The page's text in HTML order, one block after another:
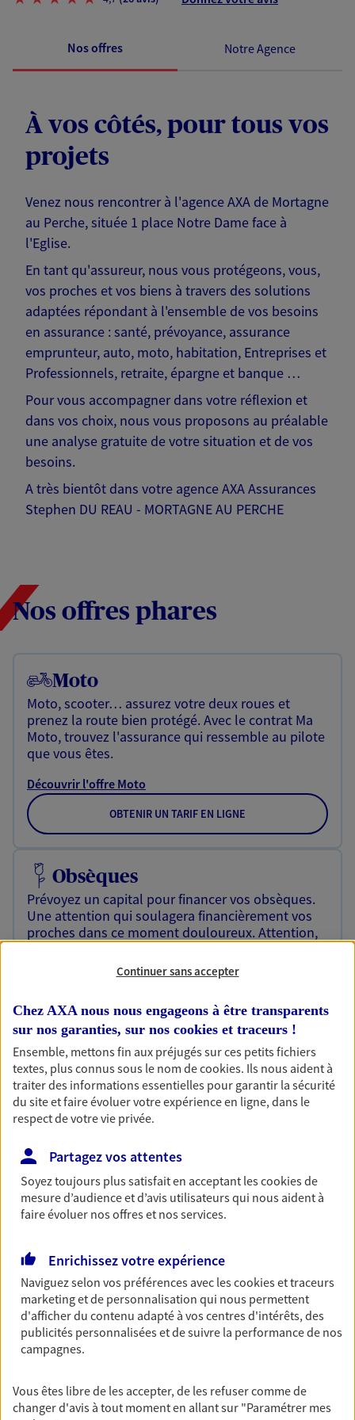
Nos offres Notre Agence
À vos côtés, pour tous vos
projets
Venez nous rencontrer à l'agence AXA de Mortagne
au Perche, située 1 place Notre Dame face à
l'Eglise.
En tant qu'assureur, nous vous protégeons, vous,
vos proches et vos biens à travers des solutions
adaptées répondant à l'ensemble de vos besoins
en assurance : santé, prévoyance, assurance
emprunteur, auto, moto, habitation, Entreprises et
Professionnels, retraite, épargne et banque …
Pour vous accompagner dans votre réflexion et
dans vos choix, nous vous proposons au préalable
une analyse gratuite de votre situation et de vos
besoins.
A très bientôt dans votre agence AXA Assurances
Stephen DU REAU - MORTAGNE AU PERCHE
Nos offres phares
Moto
Moto, scooter… assurez votre deux roues et
prenez la route bien protégé. Avec le contrat Ma
Moto, trouvez l'assurance qui ressemble au pilote
que vous êtes.
Découvrir l'offre Moto
OBTENIR UN TARIF EN LIGNE
Obsèques
Prévoyez un capital pour financer vos obsèques.
Une attention qui soulagera financièrement vos
proches dans ce moment douloureux. Attention,
totalité des frais d’obsèques
NOUS CONTACTER
Retraite
Préparez sereinement ce nouveau chapitre de
votre vie avec les conseils d'un expert. Découvrez
notre nouvelle solution PER (Plan Epargne
Retraite) spécialement conçue pour la retraite.
Découvrir l'offre Retraite
NOUS CONTACTER
Auto
Fan de longs voyages ou petit rouleur, prenez la
route bien protégé. Assurez votre voiture avec le
contrat Mon Auto : une assurance qui roule pour
vous.
Découvrir l'offre Auto
Continuer sans accepter
Chez AXA nous nous engageons à être transparents
sur nos garanties, sur nos cookies et traceurs !
Ensemble, mettons fin aux préjugés sur ces petits fichiers
textes, plus connus sous le nom decookies. Ils nous aident à
traiter des informations essentielles pour garantir la sécurité
du site et faire évoluer votre expérience en ligne, dans le
respect de votre vie privée.
Partagez vos attentes
Soyez toujours plus satisfait en acceptant lescookiesde
mesure d’audience et d’avis utilisateurs qui nous aident à
faire évoluer nos offres et nos services.
Enrichissez votre expérience
Naviguez selon vos préférences avec lescookies et traceurs
marketing et de personnalisation qui nous permettent
d'afficher du contenu adapté à vos centres d'intérêts, des
publicités personnalisées et de suivre la performance de nos
campagnes.
Vous êtes libre de les accepter, de les refuser comme de
changer d'avis à tout moment en allant sur "Paramétrer mes